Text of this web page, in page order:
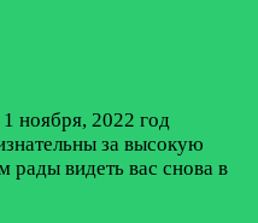
1 ноября, 2022 год
за высокую
рады видеть вас снова в